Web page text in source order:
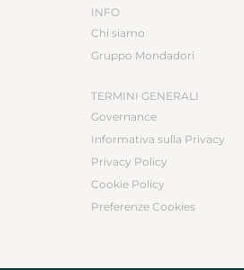
INFO
Chi siamo
Gruppo Mondadori
TERMINI GENERALI
Governance
Informativa sulla Privacy
Privacy Policy
Cookie Policy
Preferenze Cookies